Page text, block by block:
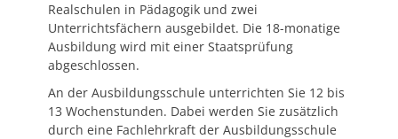
Realschulen in Pädagogik und zwei
Unterrichtsfächern ausgebildet. Die 18-monatige
Ausbildung wird mit einer Staatsprüfung
abgeschlossen.
An der Ausbildungsschule unterrichten Sie 12 bis
13 Wochenstunden. Dabei werden Sie zusätzlich
durch eine Fachlehrkraft der Ausbildungsschule